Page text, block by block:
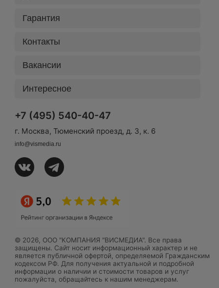
Гарантия
Контакты
Вакансии
Интересное
+7 (495) 540-40-47
г. Москва, Тюменский проезд, д. 3, к. 6
info@vismedia.ru
© 2026, ООО "КОМПАНИЯ "ВИСМЕДИА". Все права
защищены. Сайт носит информационный характер и не
является публичной офертой, определяемой Гражданским
кодексом РФ. Для получения актуальной и подробной
информации о наличии и стоимости товаров и услуг
пожалуйста, обращайтесь к нашим менеджерам.